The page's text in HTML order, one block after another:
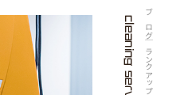
ブログ｜ランクアップ